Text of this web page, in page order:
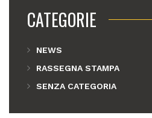
CATEGORIE
NEWS
RASSEGNA STAMPA
SENZA CATEGORIA